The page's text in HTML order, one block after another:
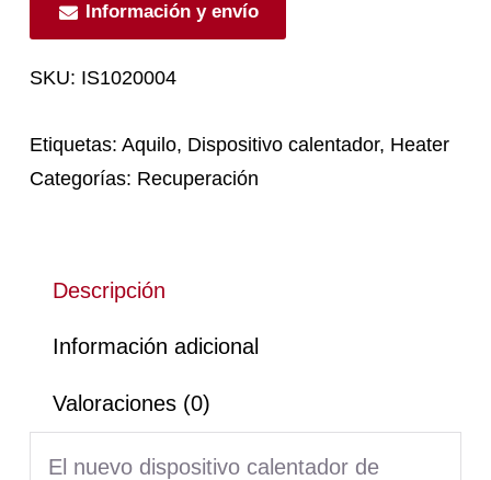
Información y envío
SKU: IS1020004
Etiquetas:Aquilo, Dispositivo calentador, Heater
Categorías: Recuperación
Descripción
Información adicional
Valoraciones (0)
El nuevo dispositivo calentador de